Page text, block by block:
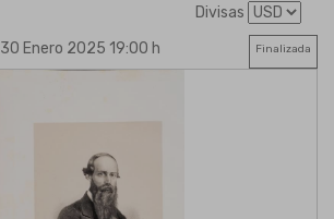
Divisas
30 Enero 2025 19:00 h Finalizada